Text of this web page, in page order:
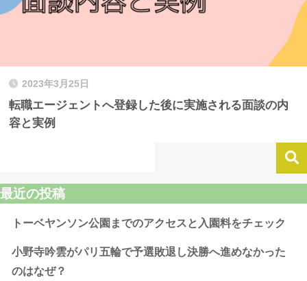
2023年3月25日
転職エージェントへ登録した後に実施される面談の内
容と実例
最近の投稿
トーベヤンソン公園までのアクセスと入園料をチェック
小野寺吟雲がパリ五輪で予選敗退し決勝へ進めなかった
のはなぜ？